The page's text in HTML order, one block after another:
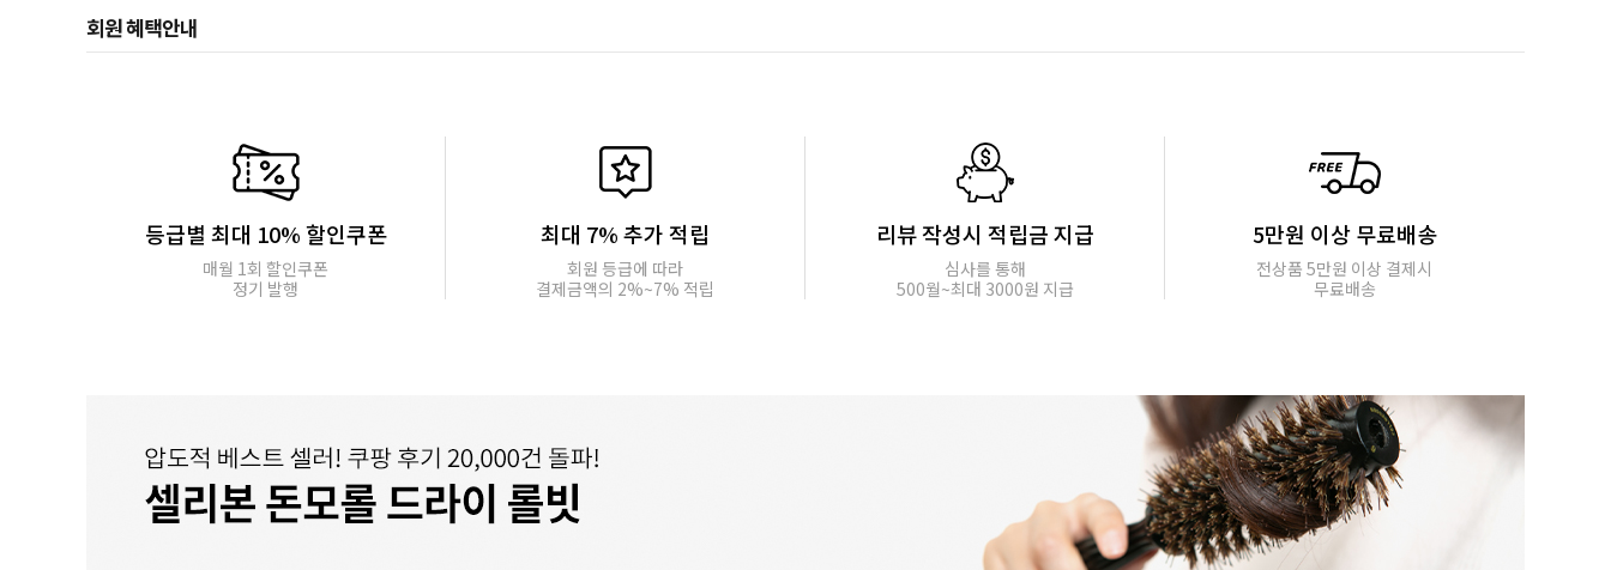
회원 혜택안내
등급별 최대 10% 할인쿠폰
매월 1회 할인쿠폰
정기 발행
최대 7% 추가 적립
회원 등급에 따라
결제금액의 2%~7% 적립
리뷰 작성시 적립금 지급
심사를 통해
500월~최대 3000원 지급
5만원 이상 무료배송
전상품 5만원 이상 결제시
무료배송